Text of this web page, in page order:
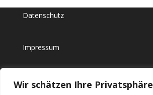
Wir schätzen Ihre Privatsphäre
Datenschutz
Impressum